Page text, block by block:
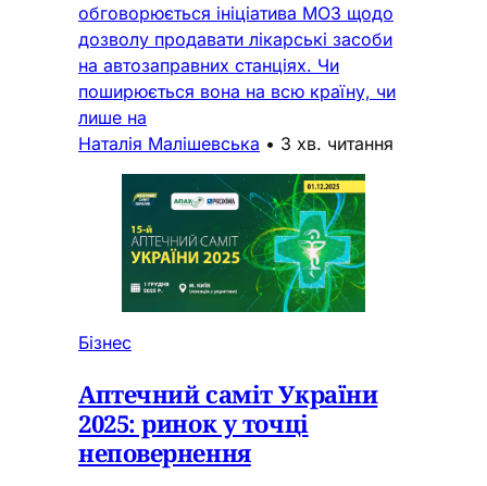
обговорюється ініціатива МОЗ щодо
дозволу продавати лікарські засоби
на автозаправних станціях. Чи
поширюється вона на всю країну, чи
лише на
Наталія Малішевська • 3 хв. читання
Бізнес
Аптечний саміт України
2025: ринок у точці
неповернення